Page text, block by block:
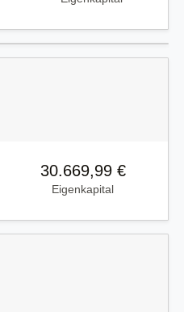
30.669,99 €
Eigenkapital